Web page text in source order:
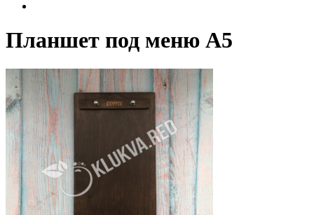
Планшет под меню А5